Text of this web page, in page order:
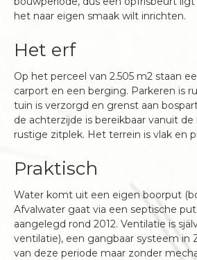
het naar eigen smaak wilt inrichten.
Het erf
Op het perceel van 2.505 m2 staan
carport en een berging. Parkeren is
tuin is verzorgd en grenst aan
de achterzijde is bereikbaar vanuit
rustige zitplek. Het terrein is vlak en
Praktisch
Water komt uit een eigen boorput
Afvalwater gaat via een septische
aangelegd rond 2012. Ventilatie is
ventilatie), een gangbaar systeem in
van deze periode maar zonder